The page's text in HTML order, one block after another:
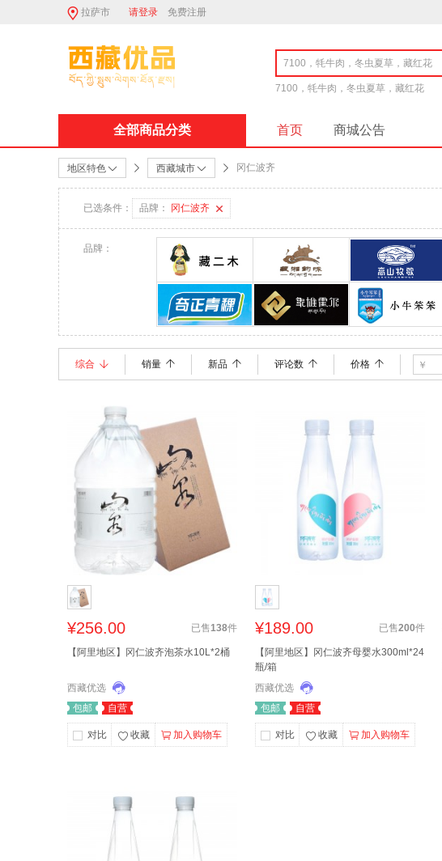
拉萨市 请登录 免费注册
7100，牦牛肉，冬虫夏草，藏红花
全部商品分类 首页 商城公告
地区特色 西藏城市 冈仁波齐
已选条件： 品牌： 冈仁波齐
品牌：
藏二木 藏湘韵味 高山牧歌
奇正青稞 象雄霍尔 小牛笨笨
综合 销量 新品 评论数 价格
¥256.00 已售138件
【阿里地区】冈仁波齐泡茶水10L*2桶
西藏优选
包邮
自营
对比 收藏 加入购物车
¥189.00 已售200件
【阿里地区】冈仁波齐母婴水300ml*24
瓶/箱
西藏优选
包邮
自营
对比 收藏 加入购物车